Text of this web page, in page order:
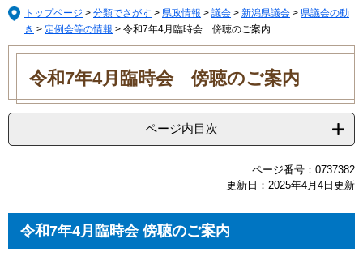
て
トップページ > 分類でさがす > 県政情報 > 議会 > 新潟県議会 > 県議会の動
き > 定例会等の情報 > 令和7年4月臨時会 傍聴のご案内
本
令和7年4月臨時会 傍聴のご案内
ページ内目次
ページ番号：0737382
更新日：2025年4月4日更新
令和7年4月臨時会 傍聴のご案内